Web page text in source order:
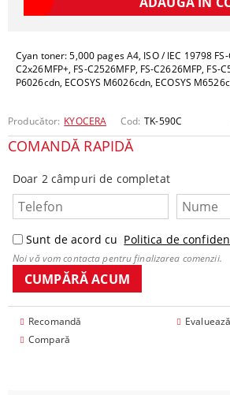
Cyan toner: 5,000 pages A4, ISO / IEC 19798 FS-
C2x26MFP+, FS-C2526MFP, FS-C2626MFP, FS-
P6026cdn, ECOSYS M6026cdn, ECOSYS
Producător: KYOCERA Cod: TK-590C
COMANDĂ RAPIDĂ
Doar 2 câmpuri de completat
Sunt de acord cu Politica de
Noi vă vom contacta pentru finalizarea comenzii.
Recomandă
Evaluează
Compară